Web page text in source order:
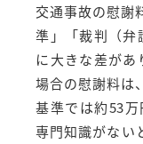
交通事故の慰謝
準」「裁判（弁
に大きな差があ
場合の慰謝料は
基準では約53万
専門知識がない